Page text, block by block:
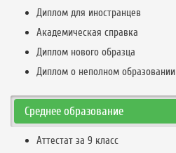
Диплом для иностранцев
Академическая справка
Диплом нового образца
Диплом о неполном образовании
Среднее образование
Аттестат за 9 класс